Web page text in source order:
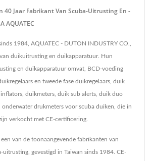
40 Jaar Fabrikant Van Scuba-Uitrusting En -
AQUATEC
1984, AQUATEC - DUTON INDUSTRY CO.,
van duikuitrusting en duikapparatuur. Hun
en duikapparatuur omvat, BCD-voeding
en tweede fase duikregelaars, duik
duikmeters, duik sub alerts, duik duo
onderwater drukmeters voor scuba duiken, die in
verkocht met CE-certificering.
van de toonaangevende fabrikanten van
gevestigd in Taiwan sinds 1984. CE-